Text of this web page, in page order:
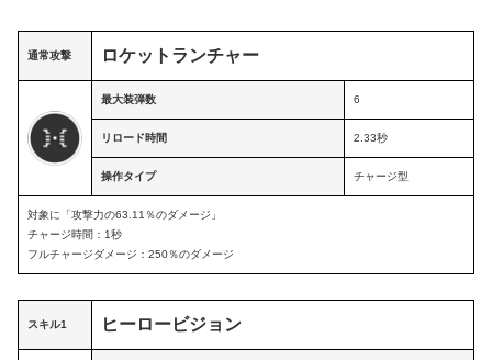
通常攻撃 ロケットランチャー
最大装弾数 6
リロード時間 2.33秒
操作タイプ チャージ型
対象に「攻撃力の63.11％のダメージ」
チャージ時間：1秒
フルチャージダメージ：250％のダメージ
スキル1 ヒーロービジョン